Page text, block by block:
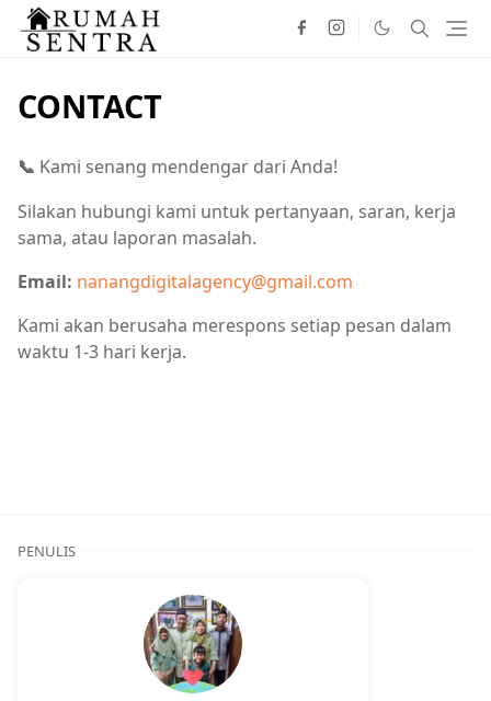
CONTACT
📞 Kami senang mendengar dari Anda!
Silakan hubungi kami untuk pertanyaan, saran, kerja
sama, atau laporan masalah.
Email: nanangdigitalagency@gmail.com
Kami akan berusaha merespons setiap pesan dalam
waktu 1-3 hari kerja.
PENULIS